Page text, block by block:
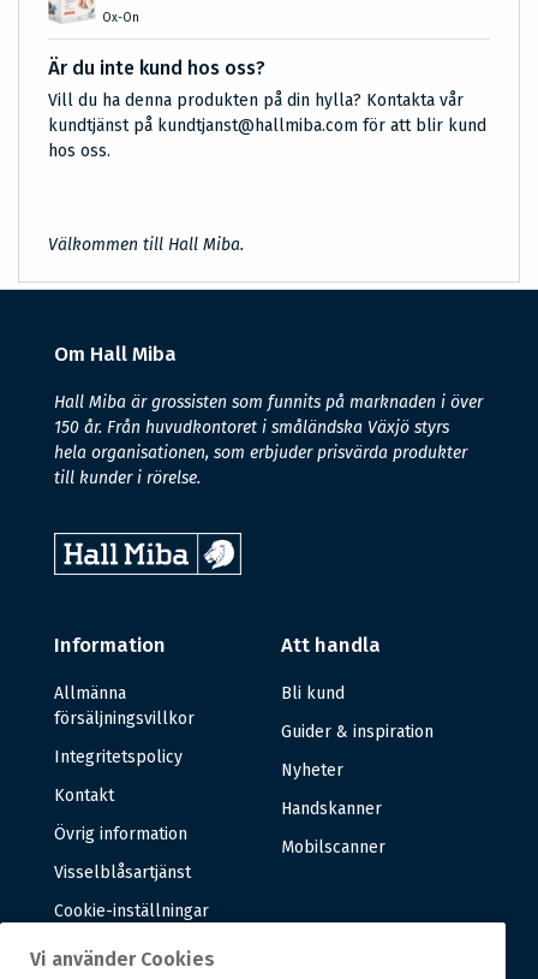
Ox-On
Är du inte kund hos oss?
Vill du ha denna produkten på din hylla? Kontakta vår
kundtjänst på kundtjanst@hallmiba.com för att blir kund
hos oss.
Välkommen till Hall Miba.
Om Hall Miba
Hall Miba är grossisten som funnits på marknaden i över
150 år. Från huvudkontoret i småländska Växjö styrs
hela organisationen, som erbjuder prisvärda produkter
till kunder i rörelse.
Information
Allmänna
försäljningsvillkor
Integritetspolicy
Kontakt
Övrig information
Visselblåsartjänst
Cookie-inställningar
Att handla
Bli kund
Guider & inspiration
Nyheter
Handskanner
Mobilscanner
Vi använder Cookies